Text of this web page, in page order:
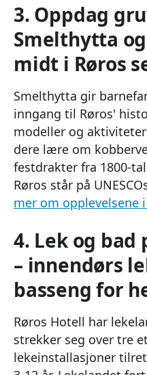
3. Oppdag
Smelthytta
midt i Røros
Smelthytta gir
inngang til Røros'
modeller og
dere lære om
festdrakter fra 1800-
Røros står på
mer om opplevelsene
4. Lek og bad
– innendørs
basseng for
Røros Hotell har
strekker seg over tre
lekeinstallasjoner